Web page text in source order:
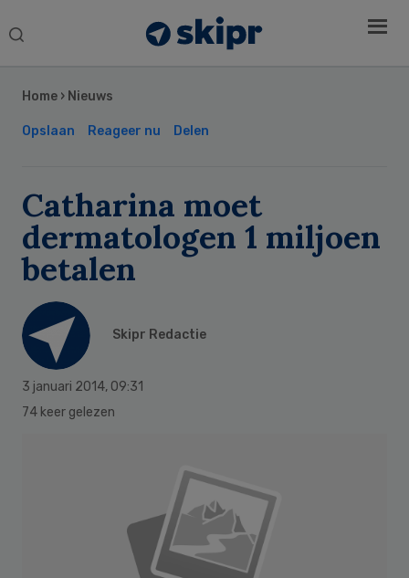
Search
Home › Nieuws
Opslaan Reageer nu Delen
Catharina moet
dermatologen 1 miljoen
betalen
Skipr Redactie
3 januari 2014, 09:31
74 keer gelezen
Sidebar